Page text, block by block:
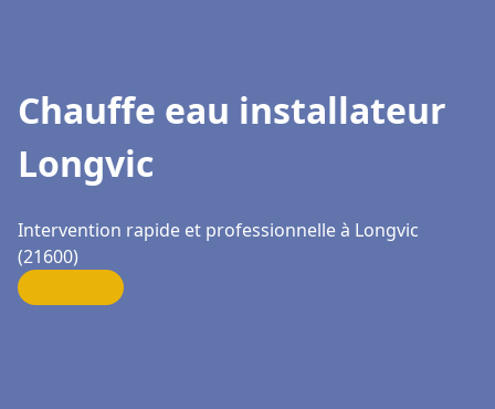
Chauffe eau installateur
Longvic
Intervention rapide et professionnelle à Longvic
(21600)